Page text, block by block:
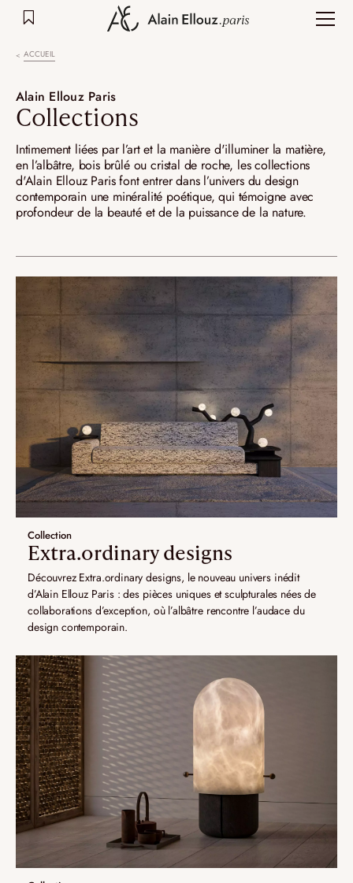
ACCUEIL
Alain Ellouz Paris
Collections
Intimement liées par l’art et la manière d'illuminer la matière,
en l’albâtre, bois brûlé ou cristal de roche, les collections
d'Alain Ellouz Paris font entrer dans l’univers du design
contemporain une minéralité poétique, qui témoigne avec
profondeur de la beauté et de la puissance de la nature.
Collection
Extra.ordinary designs
Découvrez Extra.ordinary designs, le nouveau univers inédit
d’Alain Ellouz Paris : des pièces uniques et sculpturales nées de
collaborations d’exception, où l’albâtre rencontre l’audace du
design contemporain.